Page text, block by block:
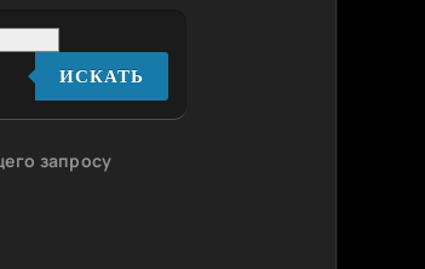
ИСКАТЬ
запросу